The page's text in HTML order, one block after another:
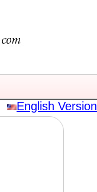
English Version